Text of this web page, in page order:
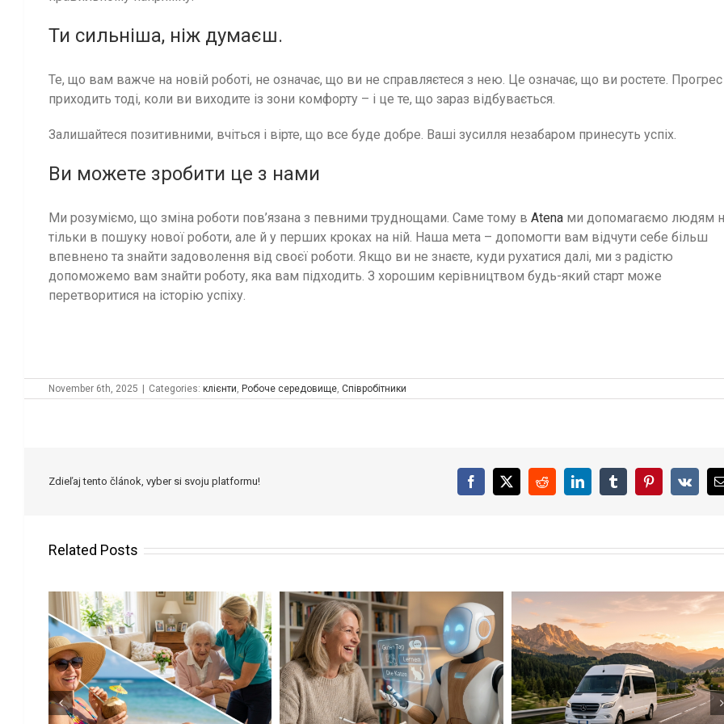
Ти сильніша, ніж думаєш.
Те, що вам важче на новій роботі, не означає, що ви не справляєтеся з нею. Це означає, що ви ростете. Прогрес
приходить тоді, коли ви виходите із зони комфорту – і це те, що зараз відбувається.
Залишайтеся позитивними, вчіться і вірте, що все буде добре. Ваші зусилля незабаром принесуть успіх.
Ви можете зробити це з нами
Ми розуміємо, що зміна роботи пов’язана з певними труднощами. Саме тому в Atena ми допомагаємо людям
тільки в пошуку нової роботи, але й у перших кроках на ній. Наша мета – допомогти вам відчути себе більш
впевнено та знайти задоволення від своєї роботи. Якщо ви не знаєте, куди рухатися далі, ми з радістю
допоможемо вам знайти роботу, яка вам підходить. З хорошим керівництвом будь-який старт може
перетворитися на історію успіху.
November 6th, 2025 Categories: клієнти, Робоче середовище, Співробітники
Zdieľaj tento článok, vyber si svoju platformu! Facebook
X RedditLinkedInTumblrPinterest
Vk
Related Posts